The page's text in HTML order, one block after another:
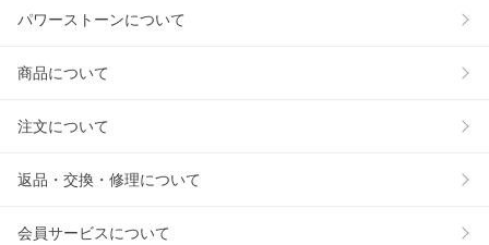
パワーストーンについて
商品について
注文について
返品・交換・修理について
会員サービスについて